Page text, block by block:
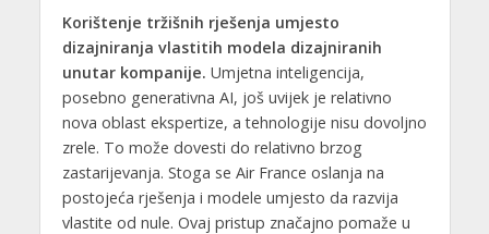
Korištenje tržišnih rješenja umjesto
dizajniranja vlastitih modela dizajniranih
unutar kompanije. Umjetna inteligencija,
posebno generativna AI, još uvijek je relativno
nova oblast ekspertize, a tehnologije nisu dovoljno
zrele. To može dovesti do relativno brzog
zastarijevanja. Stoga se Air France oslanja na
postojeća rješenja i modele umjesto da razvija
vlastite od nule. Ovaj pristup značajno pomaže u